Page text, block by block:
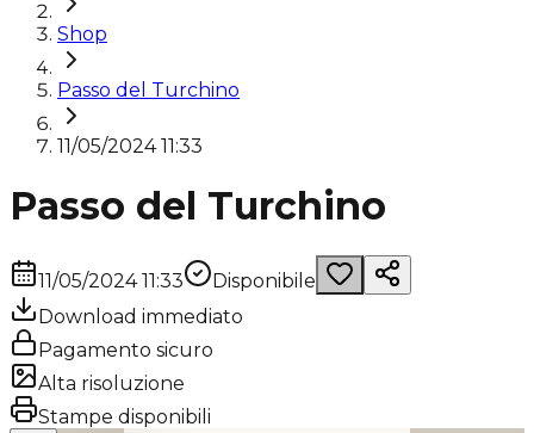
Shop
Passo del Turchino
11/05/2024 11:33
Passo del Turchino
11/05/2024 11:33
Disponibile
Download immediato
Pagamento sicuro
Alta risoluzione
Stampe disponibili